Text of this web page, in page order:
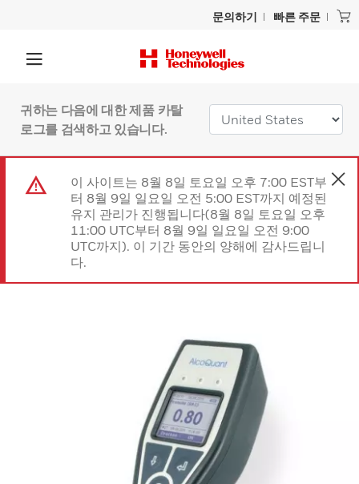
문의하기 빠른 주문
귀하는 다음에 대한 제품 카탈
로그를 검색하고 있습니다.
이 사이트는 8월 8일 토요일 오후 7:00 EST부
터 8월 9일 일요일 오전 5:00 EST까지 예정된
유지 관리가 진행됩니다(8월 8일 토요일 오후
11:00 UTC부터 8월 9일 일요일 오전 9:00
UTC까지). 이 기간 동안의 양해에 감사드립니
다.